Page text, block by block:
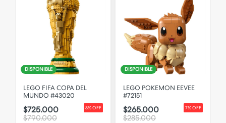
DISPONIBLE
LEGO FIFA COPA DEL
MUNDO #43020
8% OFF
$725.000
$790.000
DISPONIBLE
LEGO POKEMON EEVEE
#72151
7% OFF
$265.000
$285.000